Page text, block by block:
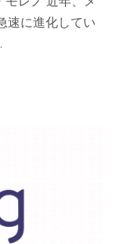
速に進化してい